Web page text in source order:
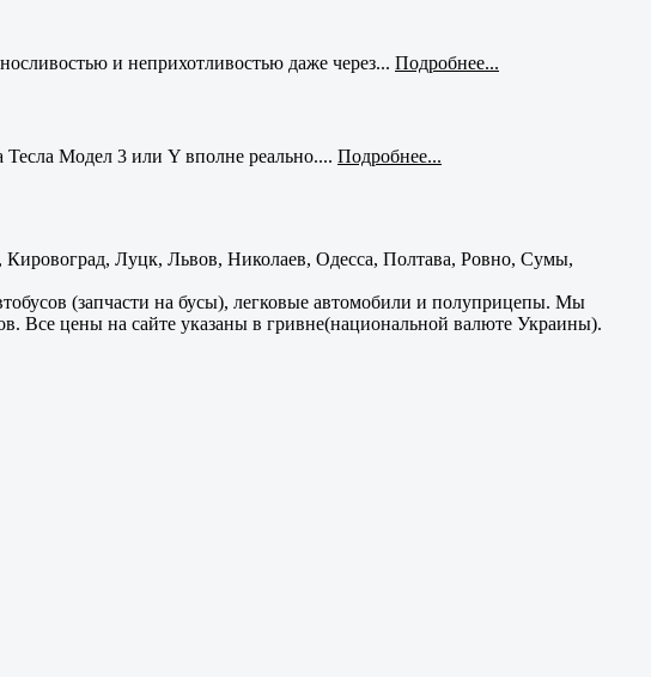
и неприхотливостью даже через... Подробнее...
Тесла Модел 3 или Y вполне реально.... Подробнее...
Луцк, Львов, Николаев, Одесса, Полтава, Ровно, Сумы,
(запчасти на бусы), легковые автомобили и полуприцепы. Мы
Все цены на сайте указаны в гривне(национальной валюте Украины).